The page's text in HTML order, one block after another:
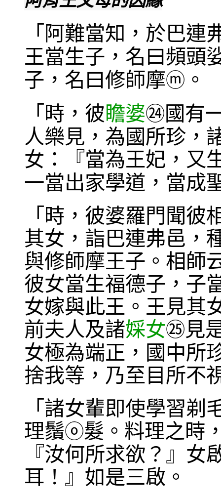
「阿難當知，於巴連
王當生子，名曰頻頭
子，名曰修師摩ⓜ 。
「時，彼瞻婆㉔國有
人樂見，為國所珍，
女：『當為王妃，又
一當出家學道，當成
「時，彼婆羅門聞
其女，詣巴連弗邑，
與修師摩王子。相師
彼女當生福德子，子
女嫁與此王。王見其
前夫人及諸婇女㉕見
女極為端正，國中所
捨我等，乃至目所不
「諸女輩即使學習
理鬚ⓞ髮。料理之時
『汝何所求欲？』
耳！』如是三啟。